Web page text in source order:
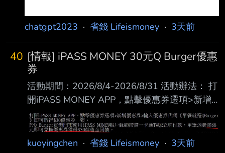
chatgpt2023 · 省錢 Lifeismoney · 3天前
40 [情報] iPASS MONEY 30元Q Burger優惠
券
活動期間：2026/8/4-2026/8/31 活動辦法： 打
開iPASS MONEY APP，點擊優惠券選項>新增
優惠券>輸入優惠券代碼《早餐就選QBurger 》
即可取得$30優惠券一張。 於Q Burger實體門市
使用iPASS MONEY帳戶餘額掃描一卡通TWQR
kuoyingchen · 省錢 Lifeismoney · 3天前